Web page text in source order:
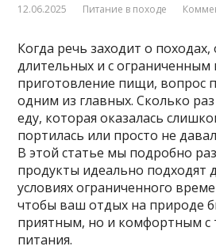
12.06.2025 Питание в походе
Когда речь заходит о походах,
длительных и с
приготовление пищи, вопрос
одним из главных. Сколько
еду, которая оказалась
портилась или просто не
В этой статье мы подробно
продукты идеально подходят
условиях ограниченного
чтобы ваш отдых на природе
приятным, но и комфортным с
питания.